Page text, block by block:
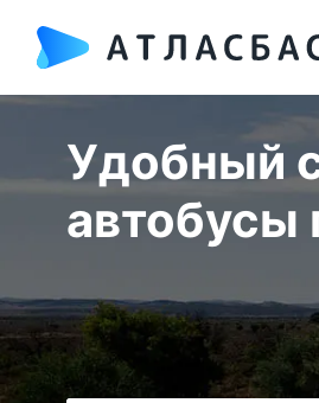
Удобный
автобусы